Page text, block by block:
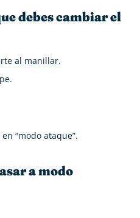
debes cambiar el
al manillar.
“modo ataque”.
a modo